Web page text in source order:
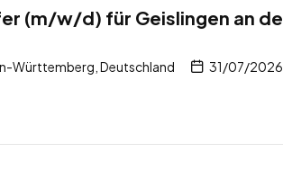
(m/w/d) für Geislingen an
Württemberg, Deutschland 31/07/2026